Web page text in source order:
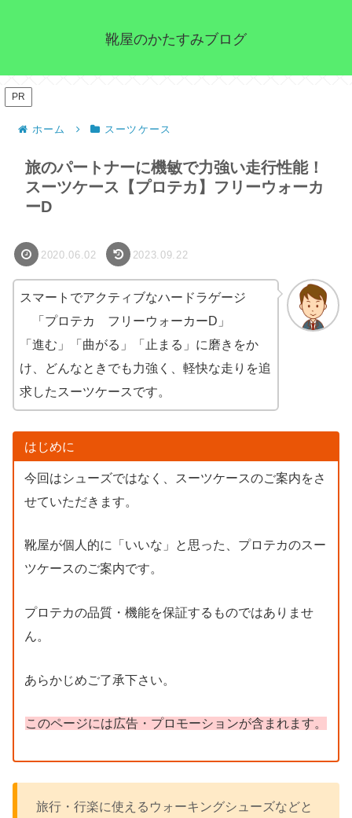
靴屋のかたすみブログ
PR
ホーム スーツケース
旅のパートナーに機敏で力強い走行性能！
スーツケース【プロテカ】フリーウォーカ
ーD
2020.06.02 2023.09.22
スマートでアクティブなハードラゲージ
「プロテカ フリーウォーカーD」
「進む」「曲がる」「止まる」に磨きをか
け、どんなときでも力強く、軽快な走りを追
求したスーツケースです。
はじめに
今回はシューズではなく、スーツケースのご案内をさ
せていただきます。
靴屋が個人的に「いいな」と思った、プロテカのスー
ツケースのご案内です。
プロテカの品質・機能を保証するものではありませ
ん。
あらかじめご了承下さい。
このページには広告・プロモーションが含まれます。
旅行・行楽に使えるウォーキングシューズなどと